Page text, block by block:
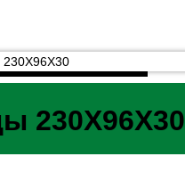
230X96X30